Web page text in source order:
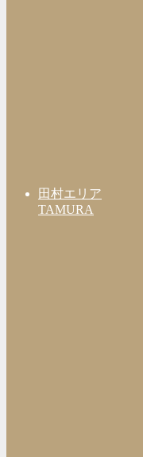
田村エリア
TAMURA